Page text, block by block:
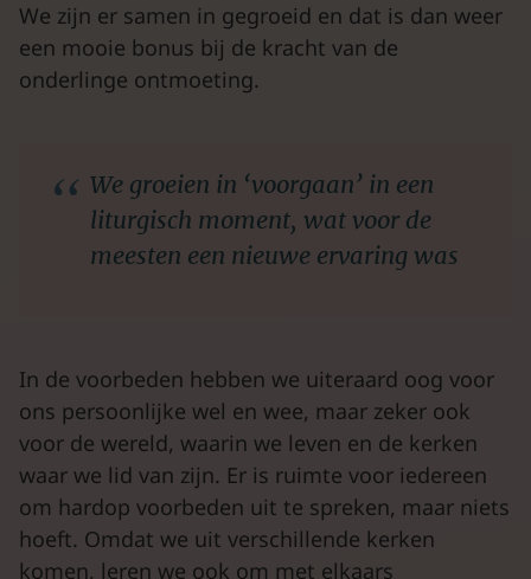
We zijn er samen in gegroeid en dat is dan weer
een mooie bonus bij de kracht van de
onderlinge ontmoeting.
We groeien in ‘voorgaan’ in een
liturgisch moment, wat voor de
meesten een nieuwe ervaring was
In de voorbeden hebben we uiteraard oog voor
ons persoonlijke wel en wee, maar zeker ook
voor de wereld, waarin we leven en de kerken
waar we lid van zijn. Er is ruimte voor iedereen
om hardop voorbeden uit te spreken, maar niets
hoeft. Omdat we uit verschillende kerken
komen, leren we ook om met elkaars